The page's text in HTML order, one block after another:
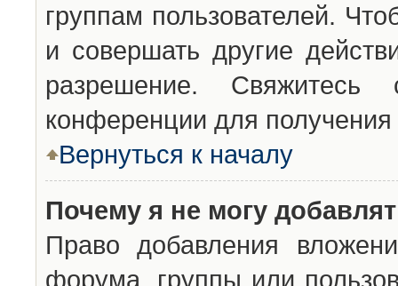
группам пользователей.
и совершать другие
разрешение. Свяжитесь
конференции для получения
Вернуться к началу
Почему я не могу
Право добавления
форума, группы или